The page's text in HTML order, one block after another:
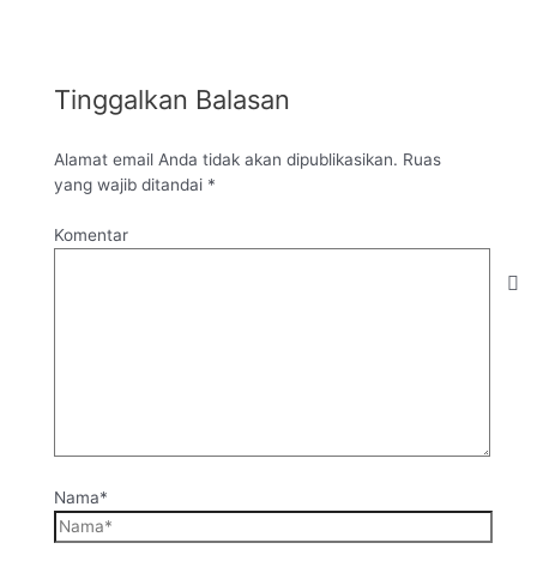
Tinggalkan Balasan
Alamat email Anda tidak akan dipublikasikan. Ruas
yang wajib ditandai *
Komentar
Nama*